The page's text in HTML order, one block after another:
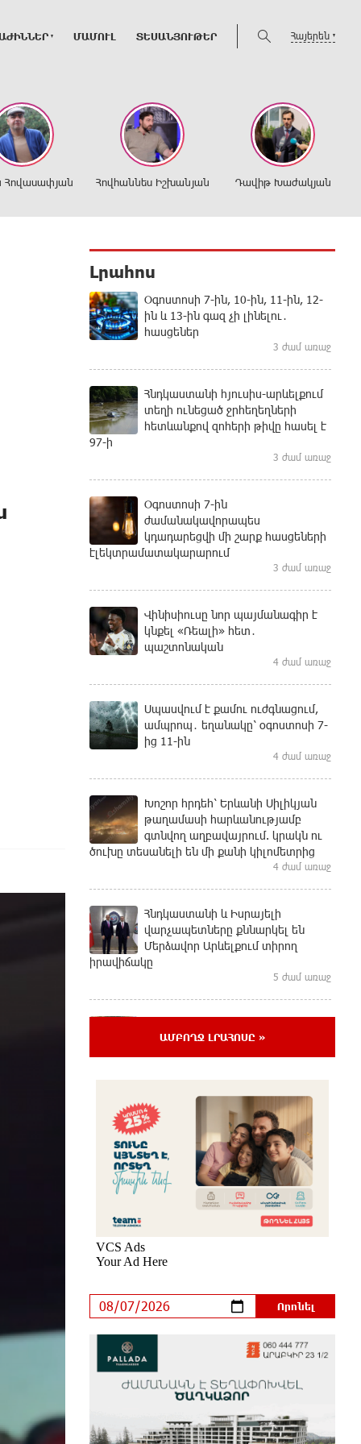
ՄԱՄՈՒԼ ՏԵՍԱՆՅՈՒԹԵՐ Հայերեն
Հովասափյան Հովհաննես Իշխանյան Դավիթ Խաժակյան
Լրահոս
Օգոստոսի 7-ին, 10-ին, 11-ին, 12-
ին և 13-ին գազ չի լինելու․
հասցեներ
3 ժամ առաջ
Հնդկաստանի հյուսիս-արևելքում
տեղի ունեցած ջրհեղեղների
հետևանքով զոհերի թիվը հասել է
97-ի
3 ժամ առաջ
Օգոստոսի 7-ին
ժամանակավորապես
կդադարեցվի մի շարք հասցեների
էլեկտրամատակարարում
3 ժամ առաջ
Վինիսիուսը նոր պայմանագիր է
կնքել «Ռեալի» հետ․
պաշտոնական
4 ժամ առաջ
Սպասվում է քամու ուժգնացում,
ամպրոպ․ եղանակը՝ օգոստոսի 7-
ից 11-ին
4 ժամ առաջ
Խոշոր հրդեհ՝ Երևանի Սիլիկյան
թաղամասի հարևանությամբ
գտնվող աղբավայրում. կրակն ու
ծուխը տեսանելի են մի քանի կիլոմետրից
4 ժամ առաջ
Հնդկաստանի և Իսրայելի
վարչապետները քննարկել են
Մերձավոր Արևելքում տիրող
իրավիճակը
5 ժամ առաջ
շրջանում արմատից փտած
հերթական ծառն է տապալվել
Իրանը և Օմանը պլանավորում են
փոխել Հորմուզի նեղուցի
նավագնացության կառուցվածքը
5 ժամ առաջ
8-ամյա Մոնթե Մուրադյանն ու
Սյունե Քոսակյանը հաղթահարել
են Արարատի գագաթը
Վթար Լոռու մարզում․
փրկարարները վարորդին դուրս
են բերել արգելափակումից
6 ժամ առաջ
Երևանում երթուղիների
փոփոխություն կլինի
6 ժամ առաջ
ԱՄԲՈՂՋ ԼՐԱՀՈՍԸ »